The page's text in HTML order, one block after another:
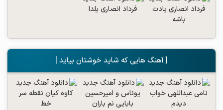
[ آهنگ هایی که شاید خوشتان بیاید ]